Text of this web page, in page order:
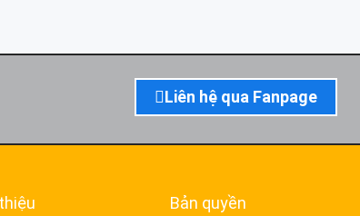
Liên hệ qua Fanpage
Bản quyền